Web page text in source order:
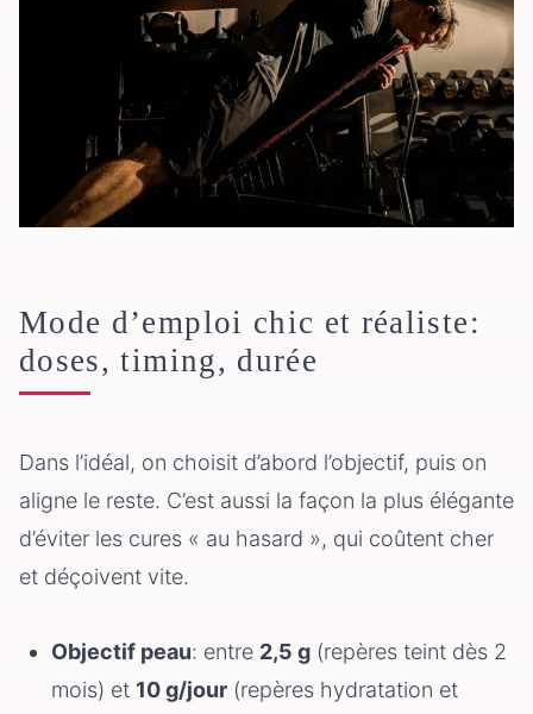
Mode d’emploi chic et réaliste:
doses, timing, durée
Dans l’idéal, on choisit d’abord l’objectif, puis on
aligne le reste. C’est aussi la façon la plus élégante
d’éviter les cures « au hasard », qui coûtent cher
et déçoivent vite.
Objectif peau: entre 2,5 g (repères teint dès 2
mois) et 10 g/jour (repères hydratation et